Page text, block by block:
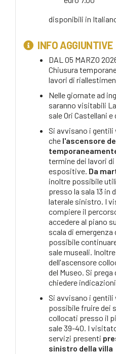
disponibili in
INFO AGGIUNTIVE
DAL 05 MARZO
Chiusura
lavori di
Nelle giornate ad
saranno visitabili
sale Ori Castellani
Si avvisano i
che l'ascensore
termine dei lavori
espositive. Da
inoltre possibile
presso la sala 13 in
laterale sinistro. I
compiere il
accedere al piano
scala di emergenza
possibile
sale museali.
dell'ascensore
del Museo. Si
chiedere
Si avvisano i
possibile fruire dei
collocati presso il
sale 39-40. I
servizi presenti
sinistro della villa